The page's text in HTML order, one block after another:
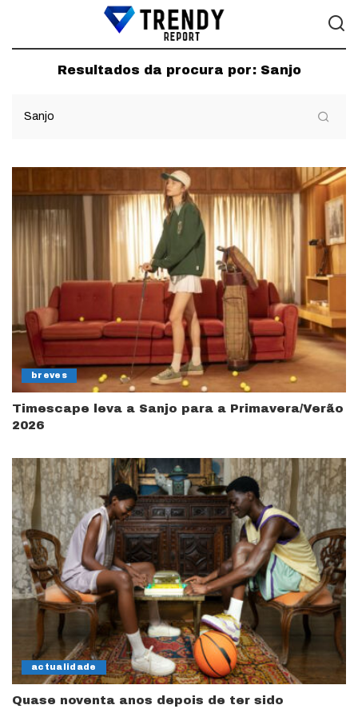
Resultados da procura por: Sanjo
breves
Timescape leva a Sanjo para a Primavera/Verão
2026
actualidade
Quase noventa anos depois de ter sido